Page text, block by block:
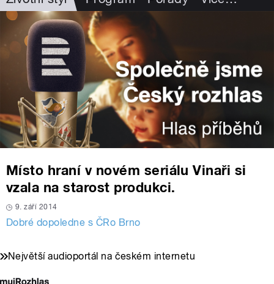
Místo hraní v novém seriálu Vinaři si
vzala na starost produkci.
9. září 2014
Dobré dopoledne s ČRo Brno
Největší audioportál na českém internetu